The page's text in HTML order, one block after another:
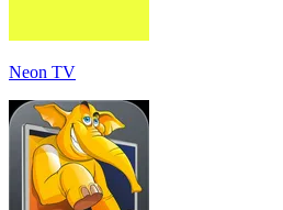
Neon TV